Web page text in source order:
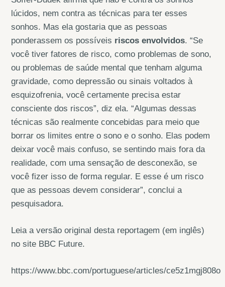
lúcidos, nem contra as técnicas para ter esses
sonhos. Mas ela gostaria que as pessoas
ponderassem os possíveis riscos envolvidos. “Se
você tiver fatores de risco, como problemas de sono,
ou problemas de saúde mental que tenham alguma
gravidade, como depressão ou sinais voltados à
esquizofrenia, você certamente precisa estar
consciente dos riscos”, diz ela. “Algumas dessas
técnicas são realmente concebidas para meio que
borrar os limites entre o sono e o sonho. Elas podem
deixar você mais confuso, se sentindo mais fora da
realidade, com uma sensação de desconexão, se
você fizer isso de forma regular. E esse é um risco
que as pessoas devem considerar”, conclui a
pesquisadora.
Leia a versão original desta reportagem (em inglês)
no site BBC Future.
https://www.bbc.com/portuguese/articles/ce5z1mgj808o